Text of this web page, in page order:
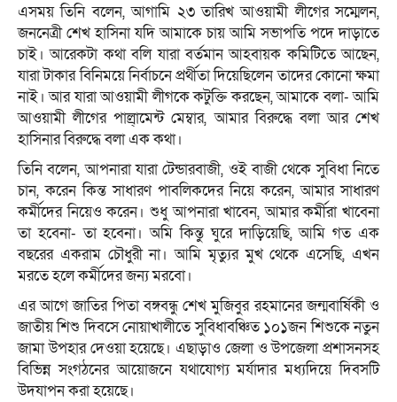
এসময় তিনি বলেন, আগামি ২৩ তারিখ আওয়ামী লীগের সম্মেলন,
জননেত্রী শেখ হাসিনা যদি আমাকে চায় আমি সভাপতি পদে দাড়াতে
চাই। আরেকটা কথা বলি যারা বর্তমান আহবায়ক কমিটিতে আছেন,
যারা টাকার বিনিময়ে নির্বাচনে প্রর্থীতা দিয়েছিলেন তাদের কোনো ক্ষমা
নাই। আর যারা আওয়ামী লীগকে কটুক্তি করছেন, আমাকে বলা- আমি
আওয়ামী লীগের পাল্র্ামেন্ট মেম্বার, আমার বিরুদ্ধে বলা আর শেখ
হাসিনার বিরুদ্ধে বলা এক কথা।
তিনি বলেন, আপনারা যারা টেন্ডারবাজী, ওই বাজী থেকে সুবিধা নিতে
চান, করেন কিন্ত সাধারণ পাবলিকদের নিয়ে করেন, আমার সাধারণ
কর্মীদের নিয়েও করেন। শুধু আপনারা খাবেন, আমার কর্মীরা খাবেনা
তা হবেনা- তা হবেনা। অমি কিন্তু ঘুরে দাড়িয়েছি, আমি গত এক
বছরের একরাম চৌধুরী না। আমি মৃত্যুর মুখ থেকে এসেছি, এখন
মরতে হলে কর্মীদের জন্য মরবো।
এর আগে জাতির পিতা বঙ্গবন্ধু শেখ মুজিবুর রহমানের জন্মবার্ষিকী ও
জাতীয় শিশু দিবসে নোয়াখালীতে সুবিধাবঞ্চিত ১০১জন শিশুকে নতুন
জামা উপহার দেওয়া হয়েছে। এছাড়াও জেলা ও উপজেলা প্রশাসনসহ
বিভিন্ন সংগঠনের আয়োজনে যথাযোগ্য মর্যাদার মধ্যদিয়ে দিবসটি
উদযাপন করা হয়েছে।